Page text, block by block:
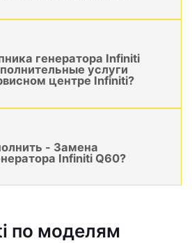
генератора Infiniti
услуги
центре Infiniti?
- Замена
Infiniti Q60?
по моделям